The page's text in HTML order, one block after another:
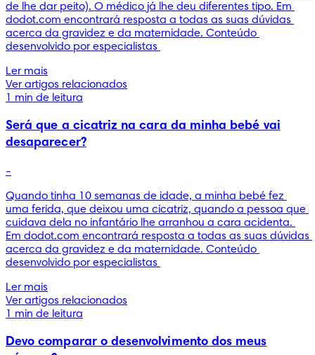
de lhe dar peito). O médico já lhe deu diferentes tipo. Em
dodot.com encontrará resposta a todas as suas dúvidas
acerca da gravidez e da maternidade. Conteúdo
desenvolvido por especialistas
Ler mais
Ver artigos relacionados
1 min de leitura
Será que a cicatriz na cara da minha bebé vai
desaparecer?
-
Quando tinha 10 semanas de idade, a minha bebé fez
uma ferida, que deixou uma cicatriz, quando a pessoa que
cuidava dela no infantário lhe arranhou a cara acidenta.
Em dodot.com encontrará resposta a todas as suas dúvidas
acerca da gravidez e da maternidade. Conteúdo
desenvolvido por especialistas
Ler mais
Ver artigos relacionados
1 min de leitura
Devo comparar o desenvolvimento dos meus